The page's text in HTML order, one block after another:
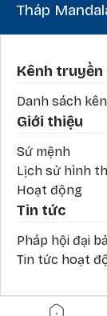
Tháp
Phần
Kênh
Danh sách
Giới thiệu
Sứ mệnh
Lịch sử hình
Hoạt động
Tin tức
Pháp hội đại
Tin tức hoạt